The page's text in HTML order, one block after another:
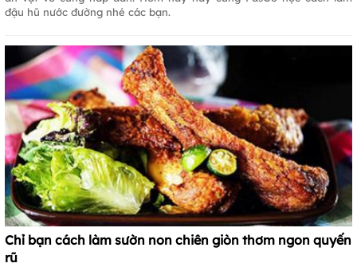
đậu hũ nước đường nhé các bạn.
Chỉ bạn cách làm sườn non chiên giòn thơm ngon quyến
rũ